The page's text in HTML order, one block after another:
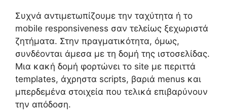
Συχνά αντιμετωπίζουμε την ταχύτητα ή το
mobile responsiveness σαν τελείως ξεχωριστά
ζητήματα. Στην πραγματικότητα, όμως,
συνδέονται άμεσα με τη δομή της ιστοσελίδας.
Μια κακή δομή φορτώνει το site με περιττά
templates, άχρηστα scripts, βαριά menus και
μπερδεμένα στοιχεία που τελικά επιβαρύνουν
την απόδοση.